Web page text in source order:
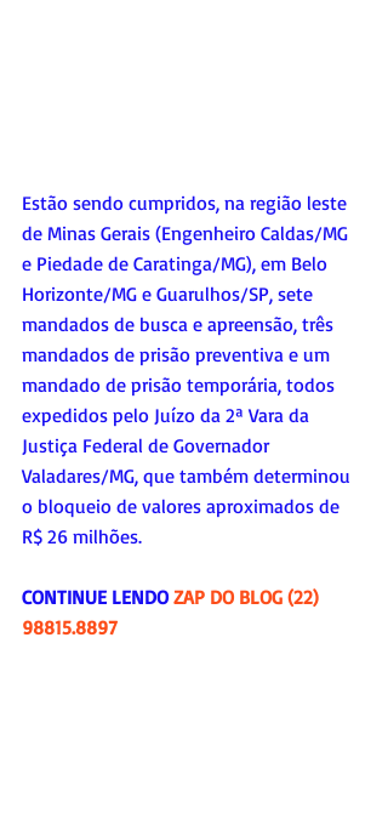
Estão sendo cumpridos, na região leste
de Minas Gerais (Engenheiro Caldas/MG
e Piedade de Caratinga/MG), em Belo
Horizonte/MG e Guarulhos/SP, sete
mandados de busca e apreensão, três
mandados de prisão preventiva e um
mandado de prisão temporária, todos
expedidos pelo Juízo da 2ª Vara da
Justiça Federal de Governador
Valadares/MG, que também determinou
o bloqueio de valores aproximados de
R$ 26 milhões.
CONTINUE LENDO ZAP DO BLOG (22)
98815.8897